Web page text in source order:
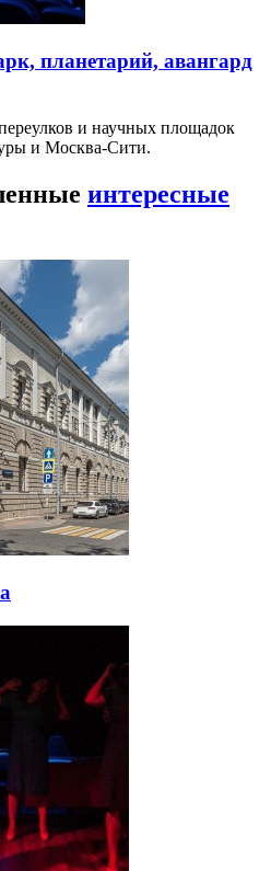
планетарий, авангард
и научных площадок
и Москва-Сити.
интересные